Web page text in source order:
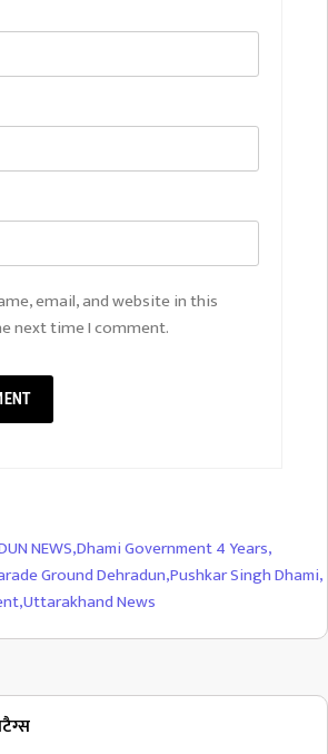
email, and website in this
next time I comment.
NEWS,Dhami Government 4 Years,
Ground Dehradun,Pushkar Singh Dhami,
,Uttarakhand News